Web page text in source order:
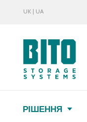
UK | UA
РІШЕННЯ